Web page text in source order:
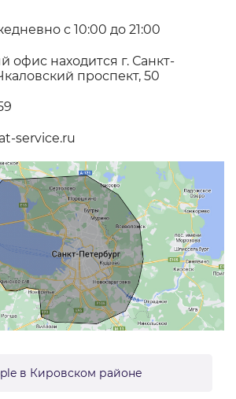
с 10:00 до 21:00
офис находится г. Санкт-
проспект, 50
service.ru
в Кировском районе